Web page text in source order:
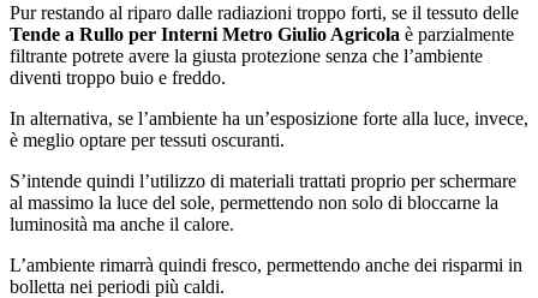
Pur restando al riparo dalle radiazioni troppo forti, se il tessuto delle
Tende a Rullo per Interni Metro Giulio Agricola è parzialmente
filtrante potrete avere la giusta protezione senza che l’ambiente
diventi troppo buio e freddo.
In alternativa, se l’ambiente ha un’esposizione forte alla luce, invece,
è meglio optare per tessuti oscuranti.
S’intende quindi l’utilizzo di materiali trattati proprio per schermare
al massimo la luce del sole, permettendo non solo di bloccarne la
luminosità ma anche il calore.
L’ambiente rimarrà quindi fresco, permettendo anche dei risparmi in
bolletta nei periodi più caldi.